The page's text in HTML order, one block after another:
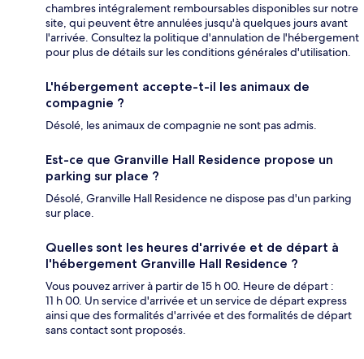
chambres intégralement remboursables disponibles sur notre
site, qui peuvent être annulées jusqu'à quelques jours avant
l'arrivée. Consultez la politique d'annulation de l'hébergement
pour plus de détails sur les conditions générales d'utilisation.
L'hébergement accepte-t-il les animaux de
compagnie ?
Désolé, les animaux de compagnie ne sont pas admis.
Est-ce que Granville Hall Residence propose un
parking sur place ?
Désolé, Granville Hall Residence ne dispose pas d'un parking
sur place.
Quelles sont les heures d'arrivée et de départ à
l'hébergement Granville Hall Residence ?
Vous pouvez arriver à partir de 15 h 00. Heure de départ :
11 h 00. Un service d'arrivée et un service de départ express
ainsi que des formalités d'arrivée et des formalités de départ
sans contact sont proposés.